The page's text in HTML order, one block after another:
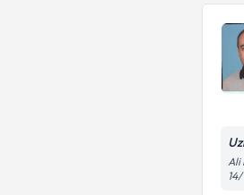
Ali
14/